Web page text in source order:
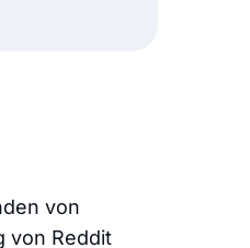
von
von Reddit